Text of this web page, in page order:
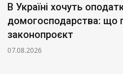
В Україні хочуть
домогосподарства: що
законопроєкт
07.08.2026